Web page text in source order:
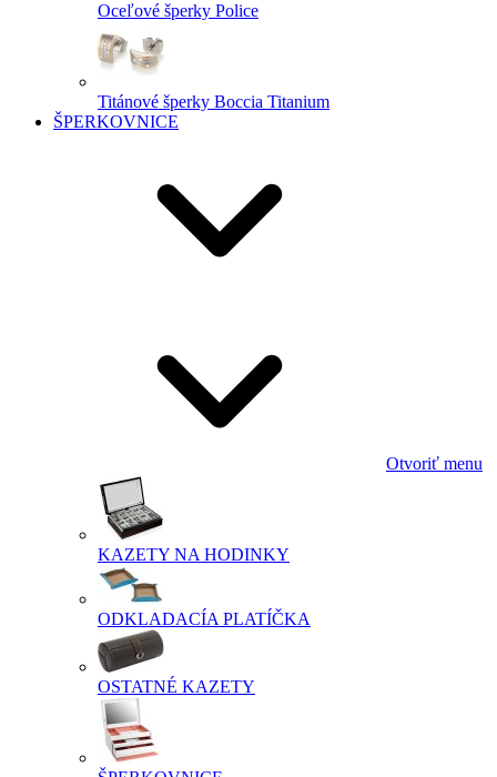
Oceľové šperky Police
Titánové šperky Boccia Titanium
ŠPERKOVNICE
Otvoriť menu
KAZETY NA HODINKY
ODKLADACÍA PLATÍČKA
OSTATNÉ KAZETY